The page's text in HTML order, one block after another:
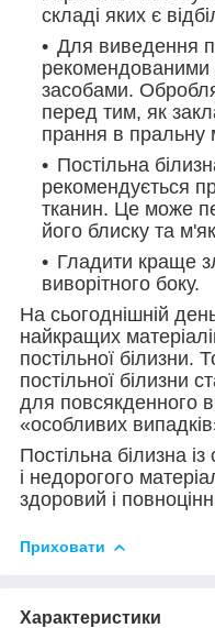
складі яких є
Для виведення
рекомендованими
засобами.
перед тим, як
прання в пральну
Постільна
рекомендується
тканин. Це може
його блиску та
Гладити краще
виворітного боку.
На сьогоднішній
найкращих
постільної білизни.
постільної білизни
для повсякденного
«особливих
Постільна білизна
і недорогого
здоровий і
Приховати
Характеристики